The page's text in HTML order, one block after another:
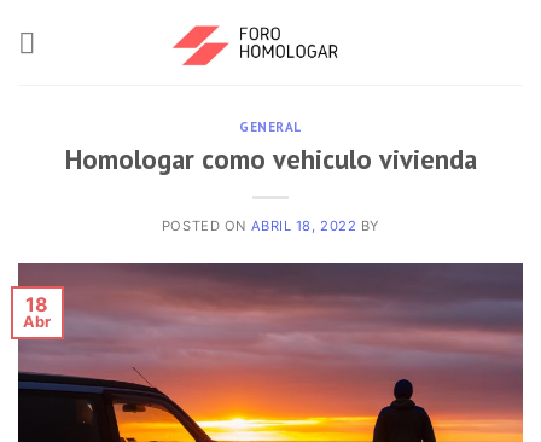
GENERAL
Homologar como vehiculo vivienda
POSTED ON ABRIL 18, 2022 BY
18
Abr